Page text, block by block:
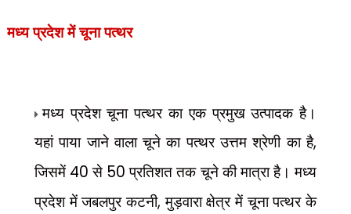
मध्य प्रदेश में चूना पत्थर
मध्य प्रदेश चूना पत्थर का एक प्रमुख उत्पादक है।
यहां पाया जाने वाला चूने का पत्थर उत्तम श्रेणी का है,
जिसमें 40 से 50 प्रतिशत तक चूने की मात्रा है। मध्य
प्रदेश में जबलपुर कटनी,मुड़वारा क्षेत्र में चूना पत्थर के